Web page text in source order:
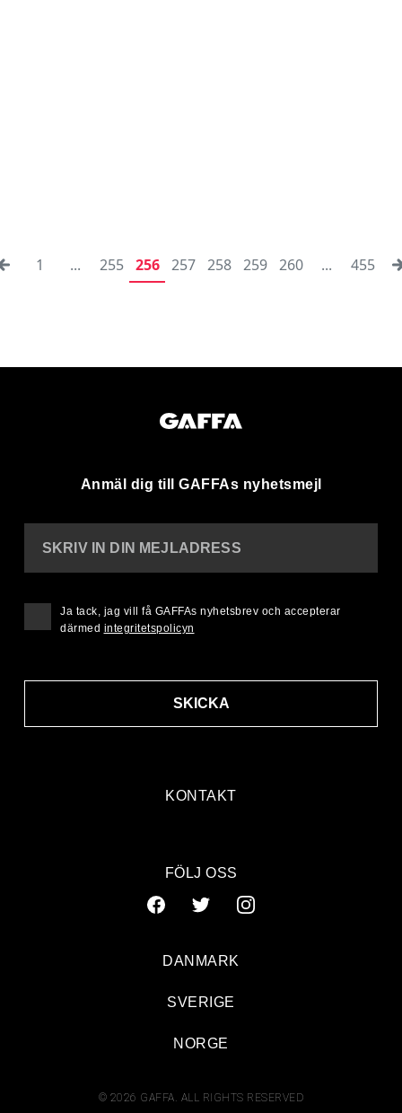
1 ... 255 256 257 258 259 260 ... 455
Anmäl dig till GAFFAs nyhetsmejl
KONTAKT
SKRIV IN DIN MEJLADRESS
SKICKA
Ja tack, jag vill få GAFFAs nyhetsbrev och accepterar
därmed integritetspolicyn
FÖLJ OSS
© 2026 GAFFA. ALL RIGHTS RESERVED
DANMARK
SVERIGE
NORGE